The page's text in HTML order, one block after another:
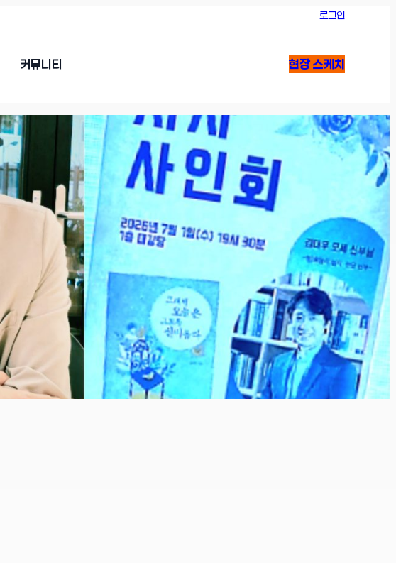
로그인
커뮤니티 현장 스케치